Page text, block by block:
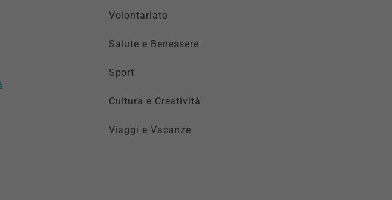
Volontariato
Salute e Benessere
Sport
Cultura e Creatività
Viaggi e Vacanze